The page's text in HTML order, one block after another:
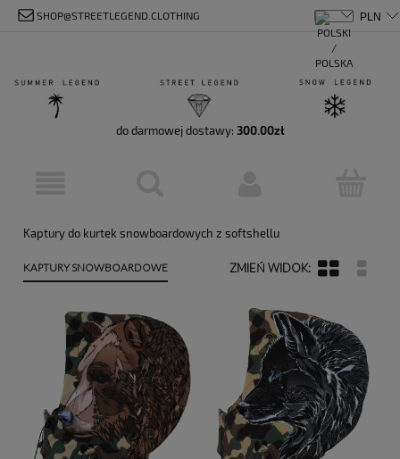
SHOP@STREETLEGEND.CLOTHING
do darmowej dostawy: 300.00zł
Kaptury do kurtek snowboardowych z softshellu
KAPTURY SNOWBOARDOWE